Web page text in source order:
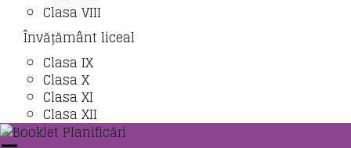
Clasa VIII
Învățământ liceal
Clasa IX
Clasa X
Clasa XI
Clasa XII